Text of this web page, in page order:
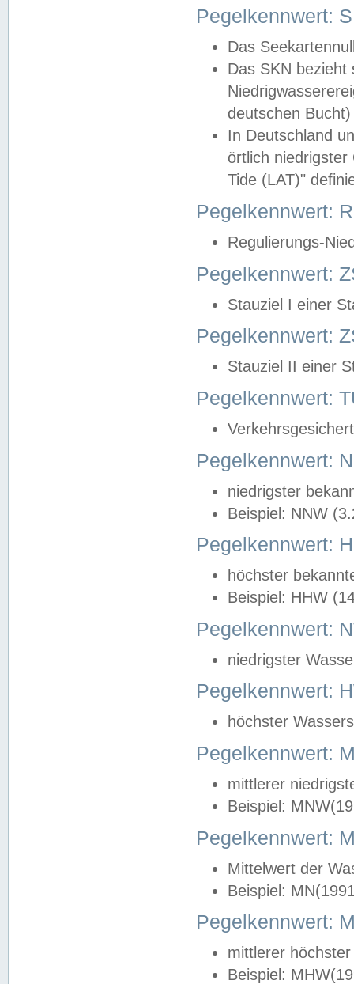
Pegelkennwert:
Das
Das SKN
deutschen
In Deutschland
örtlich
Tide (LAT)"
Pegelkennwert:
Regulierungs-
Pegelkennwert:
Stauziel I einer
Pegelkennwert:
Stauziel II einer
Pegelkennwert:
Pegelkennwert:
niedrigster
Beispiel: NNW
Pegelkennwert:
höchster
Beispiel: HHW
Pegelkennwert:
niedrigster
Pegelkennwert:
höchster
Pegelkennwert:
mittlerer
Beispiel:
Pegelkennwert:
Mittelwert der
Beispiel:
Pegelkennwert:
mittlerer
Beispiel: